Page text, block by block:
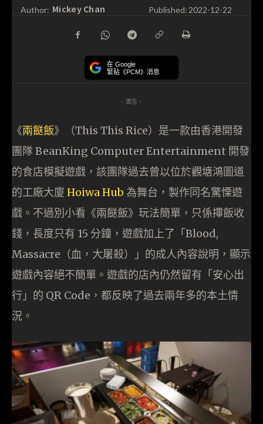
Author: Mickey Chan Published: 2022-12-22
在 Google
緊貼《PCM》消息
- 廣告 -
《兩餸飯》（This This Rice）是一款由香港開發
團隊 BeanKing Computer Entertainment 開發
的食店模擬遊戲，該團隊過去曾以位於觀塘鴻圖道
的工廠大廈 Hoiwa Hub 為舞台，製作同名驚慄遊
戲。不過別小看《兩餸飯》玩法簡單，只係𢳂飯收
錢，長度只有 15 分鐘，遊戲加上了「Blood,
Massacre（血，大屠殺）」的成人內容說明，顯示
遊戲內容絕不簡單。遊戲的店內仍然留有「安心出
行」的 QR Code，都反映了過去兩年多的本土情
況。